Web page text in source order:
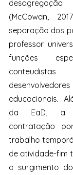
(McCowan,
separação dos
professor
funções
educacionais.
da EaD, a
contratação
trabalho
de atividade-fim
o surgimento